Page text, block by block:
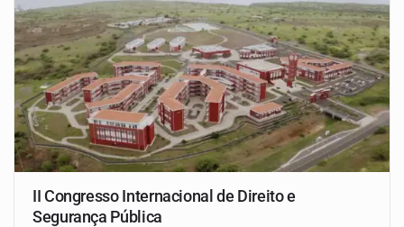
II Congresso Internacional de Direito e
Segurança Pública